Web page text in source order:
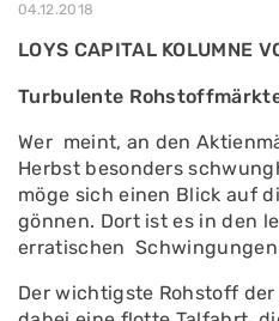
04.12.2018
LOYS CAPITAL KOLUMNE
Turbulente
Wer meint, an den
Herbst besonders
möge sich einen Blick auf
gönnen. Dort ist es in den
erratischen Schwingungen
Der wichtigste Rohstoff der